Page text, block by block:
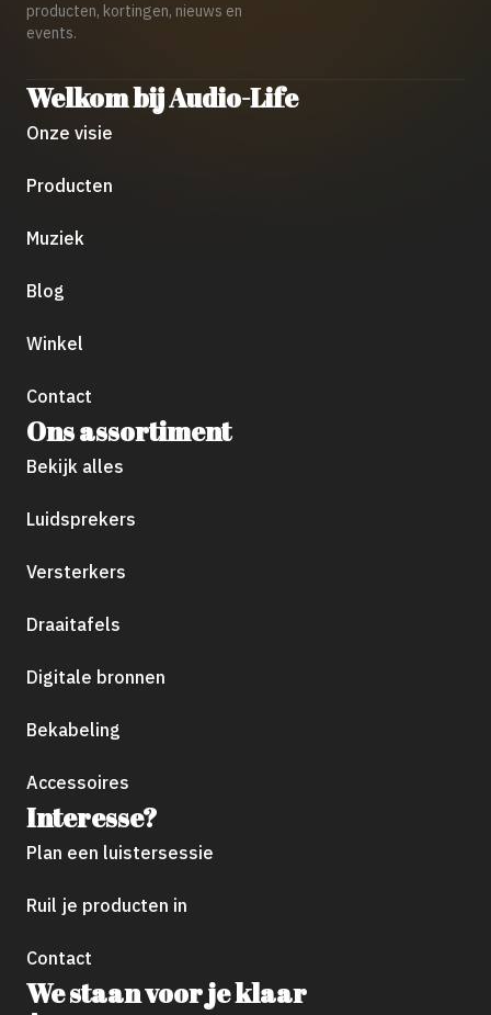
producten, kortingen, nieuws en
events.
Welkom bij Audio-Life
Onze visie
Producten
Muziek
Blog
Winkel
Contact
Ons assortiment
Bekijk alles
Luidsprekers
Versterkers
Draaitafels
Digitale bronnen
Bekabeling
Accessoires
Interesse?
Plan een luistersessie
Ruil je producten in
Contact
We staan voor je klaar